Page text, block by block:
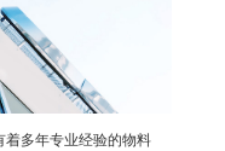
多年专业经验的物料